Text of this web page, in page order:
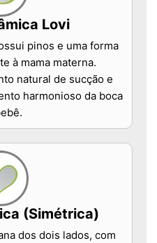
Lovi
pinos e uma forma
à mama materna.
natural de sucção e
harmonioso da boca
(Simétrica)
dos dois lados, com